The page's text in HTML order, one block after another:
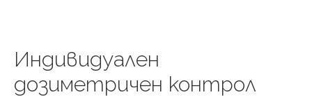
Индивидуален
дозиметричен контрол